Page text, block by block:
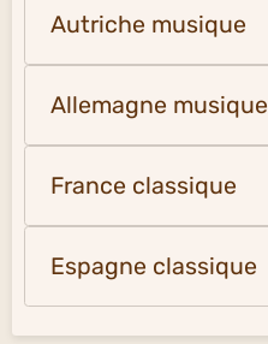
Autriche musique
Allemagne musique
France classique
Espagne classique